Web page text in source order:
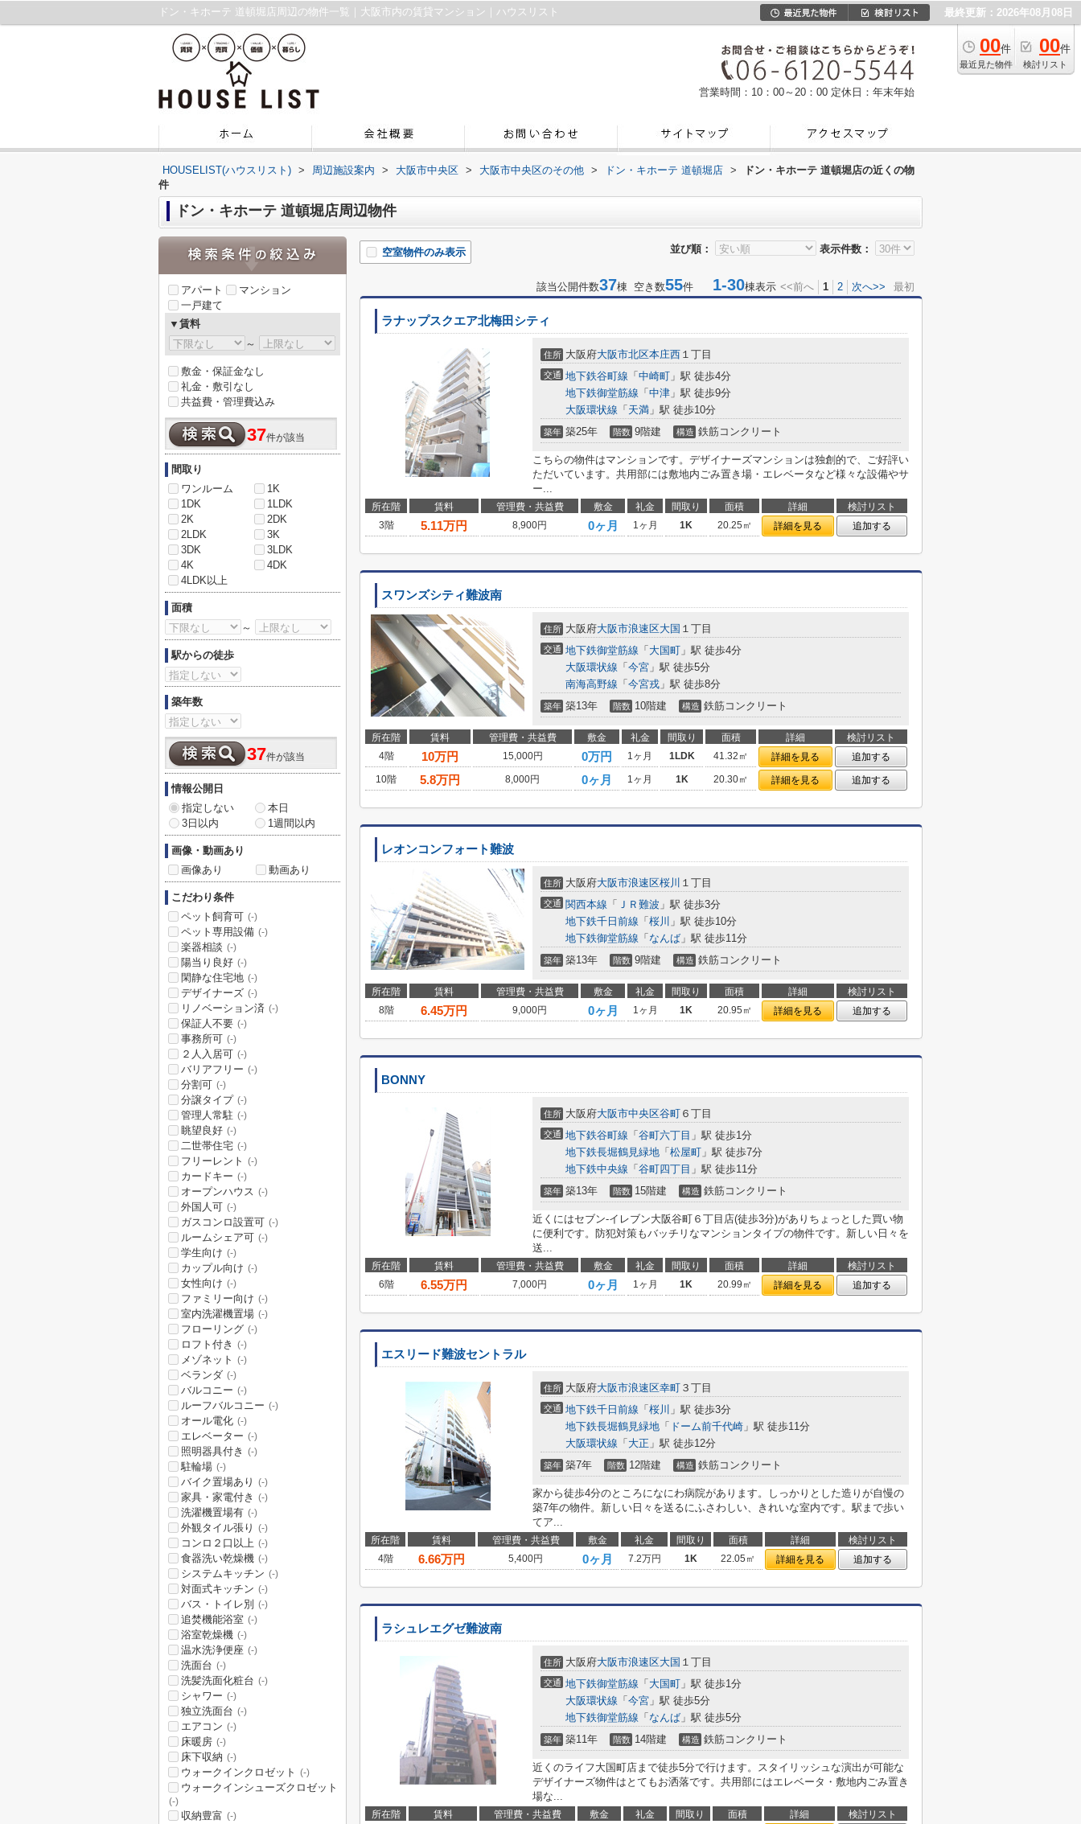
ドン・キホーテ 道頓堀店周辺の物件一覧｜大阪市内の賃貸マンション｜ハウスリスト 最終更新：2026年08月08日
00件
最近見た物件
00件
検討リスト
営業時間：10：00～20：00 定休日：年末年始
HOUSELIST(ハウスリスト) > 周辺施設案内 > 大阪市中央区 > 大阪市中央区のその他 > ドン・キホーテ 道頓堀店 >
ドン・キホーテ 道頓堀店の近くの物
件
ドン・キホーテ 道頓堀店周辺物件
並び順： 表示件数：
空室物件のみ表示
該当公開件数37棟 空き数55件 1-30棟表示 <<前へ 1 2 次へ>> 最初
ラナップスクエア北梅田シティ
住所 大阪府大阪市北区本庄西 １丁目
交通 地下鉄谷町線 「 中崎町 」駅 徒歩4分
地下鉄御堂筋線 「 中津 」駅 徒歩9分
大阪環状線 「 天満 」駅 徒歩10分
築年 築25年 階数 9階建 構造 鉄筋コンクリート
こちらの物件はマンションです。デザイナーズマンションは独創的で、ご好評い
ただいています。共用部には敷地内ごみ置き場・エレベータなど様々な設備やサ
ー...
所在階 賃料 管理費・共益費 敷金 礼金 間取り 面積 詳細
検討リスト
3階
5.11万円 8,900円 0ヶ月 1ヶ月 1K 20.25㎡ 詳細を見る 追加する
スワンズシティ難波南
住所 大阪府大阪市浪速区大国 １丁目
交通 地下鉄御堂筋線 「 大国町 」駅 徒歩4分
大阪環状線 「 今宮 」駅 徒歩5分
南海高野線 「 今宮戎 」駅 徒歩8分
築年 築13年 階数 10階建 構造 鉄筋コンクリート
所在階 賃料 管理費・共益費 敷金 礼金 間取り 面積 詳細
検討リスト
4階
10万円 15,000円 0万円 1ヶ月 1LDK 41.32㎡ 詳細を見る
追加する
10階
5.8万円 8,000円 0ヶ月 1ヶ月 1K 20.30㎡ 詳細を見る 追加する
レオンコンフォート難波
住所 大阪府大阪市浪速区桜川 １丁目
交通 関西本線 「 ＪＲ難波 」駅 徒歩3分
地下鉄千日前線 「 桜川 」駅 徒歩10分
地下鉄御堂筋線 「 なんば 」駅 徒歩11分
築年 築13年 階数 9階建 構造 鉄筋コンクリート
所在階 賃料 管理費・共益費 敷金 礼金 間取り 面積 詳細
検討リスト
8階
6.45万円 9,000円 0ヶ月 1ヶ月 1K 20.95㎡ 詳細を見る 追加する
BONNY
住所 大阪府大阪市中央区谷町 ６丁目
交通 地下鉄谷町線 「 谷町六丁目 」駅 徒歩1分
地下鉄長堀鶴見緑地 「 松屋町 」駅 徒歩7分
地下鉄中央線 「 谷町四丁目 」駅 徒歩11分
築年 築13年 階数 15階建 構造 鉄筋コンクリート
近くにはセブン-イレブン大阪谷町６丁目店(徒歩3分)がありちょっとした買い物
に便利です。防犯対策もバッチリなマンションタイプの物件です。新しい日々を
送...
所在階 賃料 管理費・共益費 敷金 礼金 間取り 面積 詳細
検討リスト
6階
6.55万円 7,000円 0ヶ月 1ヶ月 1K 20.99㎡ 詳細を見る 追加する
エスリード難波セントラル
住所 大阪府大阪市浪速区幸町 ３丁目
交通 地下鉄千日前線 「 桜川 」駅 徒歩3分
地下鉄長堀鶴見緑地 「 ドーム前千代崎 」駅 徒歩11分
大阪環状線 「 大正 」駅 徒歩12分
築年 築7年 階数 12階建 構造 鉄筋コンクリート
家から徒歩4分のところになにわ病院があります。しっかりとした造りが自慢の
築7年の物件。新しい日々を送るにふさわしい、きれいな室内です。駅まで歩い
てア...
所在階 賃料 管理費・共益費 敷金 礼金 間取り 面積 詳細
検討リスト
4階
6.66万円 5,400円 0ヶ月 7.2万円 1K 22.05㎡ 詳細を見る 追加する
ラシュレエグゼ難波南
住所 大阪府大阪市浪速区大国 １丁目
交通 地下鉄御堂筋線 「 大国町 」駅 徒歩1分
大阪環状線 「 今宮 」駅 徒歩5分
地下鉄御堂筋線 「 なんば 」駅 徒歩5分
築年 築11年 階数 14階建 構造 鉄筋コンクリート
近くのライフ大国町店まで徒歩5分で行けます。スタイリッシュな演出が可能な
デザイナーズ物件はとてもお洒落です。共用部にはエレベータ・敷地内ごみ置き
場な...
所在階 賃料 管理費・共益費 敷金 礼金 間取り 面積 詳細
検討リスト
アパート
マンション
一戸建て
▼賃料
～
敷金・保証金なし
礼金・敷引なし
共益費・管理費込み
37件が該当
間取り
ワンルーム
1K
1DK
1LDK
2K
2DK
2LDK
3K
3DK
3LDK
4K
4DK
4LDK以上
面積
～
駅からの徒歩
築年数
37件が該当
情報公開日
指定しない
本日
3日以内
1週間以内
画像・動画あり
画像あり
動画あり
こだわり条件
ペット飼育可 (-)
ペット専用設備 (-)
楽器相談 (-)
陽当り良好 (-)
閑静な住宅地 (-)
デザイナーズ (-)
リノベーション済 (-)
保証人不要 (-)
事務所可 (-)
２人入居可 (-)
バリアフリー (-)
分割可 (-)
分譲タイプ (-)
管理人常駐 (-)
眺望良好 (-)
二世帯住宅 (-)
フリーレント (-)
カードキー (-)
オープンハウス (-)
外国人可 (-)
ガスコンロ設置可 (-)
ルームシェア可 (-)
学生向け (-)
カップル向け (-)
女性向け (-)
ファミリー向け (-)
室内洗濯機置場 (-)
フローリング (-)
ロフト付き (-)
メゾネット (-)
ベランダ (-)
バルコニー (-)
ルーフバルコニー (-)
オール電化 (-)
エレベーター (-)
照明器具付き (-)
駐輪場 (-)
バイク置場あり (-)
家具・家電付き (-)
洗濯機置場有 (-)
外観タイル張り (-)
コンロ２口以上 (-)
食器洗い乾燥機 (-)
システムキッチン (-)
対面式キッチン (-)
バス・トイレ別 (-)
追焚機能浴室 (-)
浴室乾燥機 (-)
温水洗浄便座 (-)
洗面台 (-)
洗髪洗面化粧台 (-)
シャワー (-)
独立洗面台 (-)
エアコン (-)
床暖房 (-)
床下収納 (-)
ウォークインクロゼット (-)
ウォークインシューズクロゼット
(-)
収納豊富 (-)